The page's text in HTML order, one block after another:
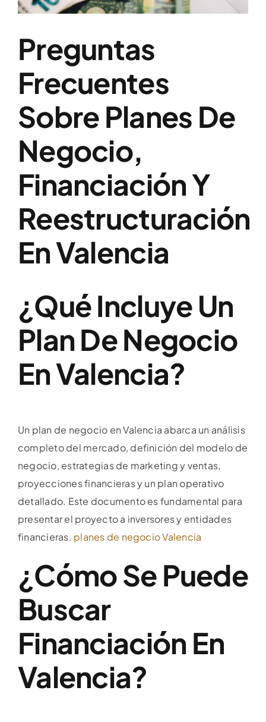
Preguntas
Frecuentes
Sobre Planes De
Negocio,
Financiación Y
Reestructuración
En Valencia
¿Qué Incluye Un
Plan De Negocio
En Valencia?
Un plan de negocio en Valencia abarca un análisis
completo del mercado, definición del modelo de
negocio, estrategias de marketing y ventas,
proyecciones financieras y un plan operativo
detallado. Este documento es fundamental para
presentar el proyecto a inversores y entidades
financieras. planes de negocio Valencia
¿Cómo Se Puede
Buscar
Financiación En
Valencia?